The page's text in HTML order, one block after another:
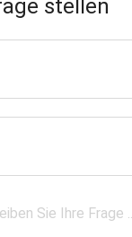
stellen